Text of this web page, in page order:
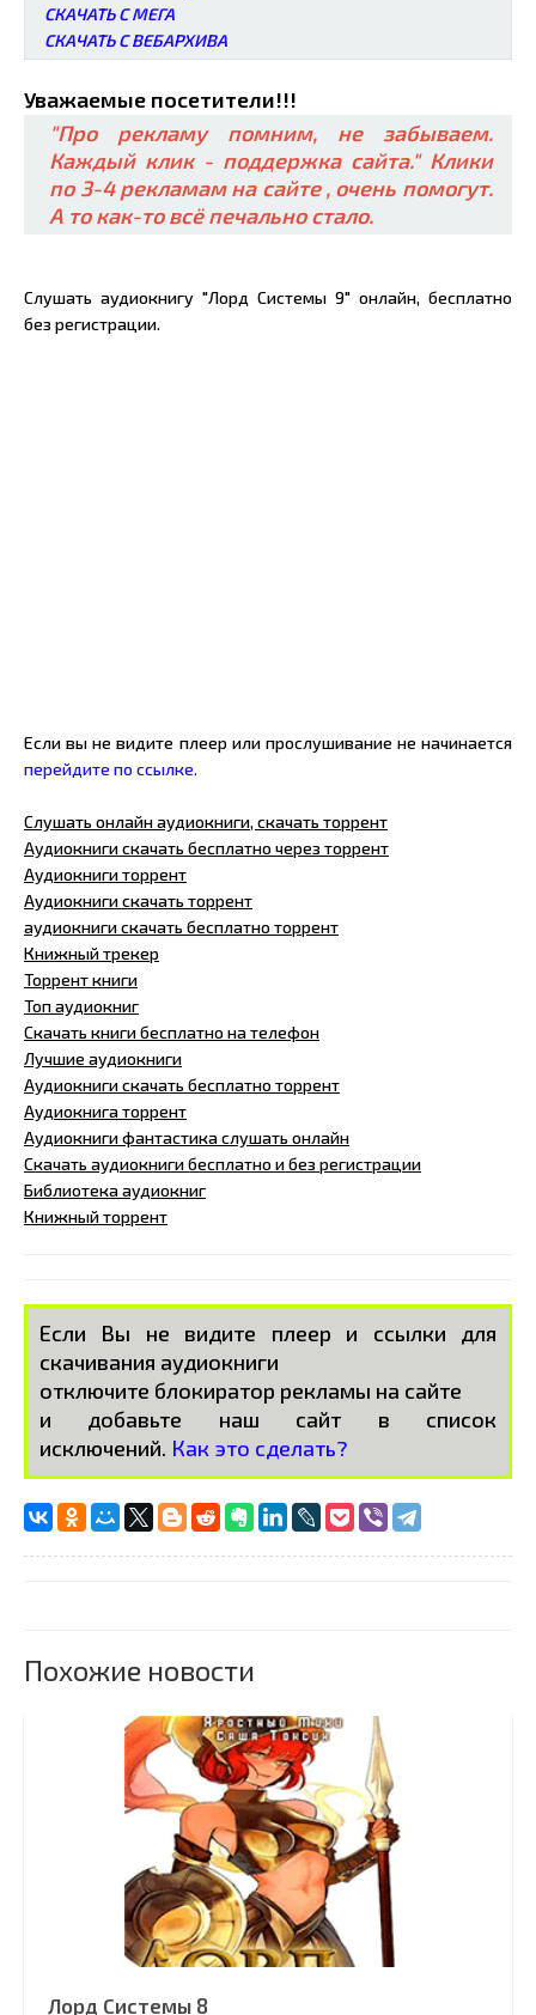
СКАЧАТЬ С МЕГА
СКАЧАТЬ С ВЕБАРХИВА
Уважаемые посетители!!!
"Про рекламу помним, не забываем.
Каждый клик - поддержка сайта." Клики
по 3-4 рекламам на сайте , очень помогут.
А то как-то всё печально стало.
Слушать аудиокнигу "Лорд Системы 9" онлайн, бесплатно
без регистрации.
Если вы не видите плеер или прослушивание не начинается
перейдите по ссылке.
Слушать онлайн аудиокниги, скачать торрент
Аудиокниги скачать бесплатно через торрент
Аудиокниги торрент
Аудиокниги скачать торрент
аудиокниги скачать бесплатно торрент
Книжный трекер
Торрент книги
Топ аудиокниг
Скачать книги бесплатно на телефон
Лучшие аудиокниги
Аудиокниги скачать бесплатно торрент
Аудиокнига торрент
Аудиокниги фантастика слушать онлайн
Скачать аудиокниги бесплатно и без регистрации
Библиотека аудиокниг
Книжный торрент
Если Вы не видите плеер и ссылки для
скачивания аудиокниги
отключите блокиратор рекламы на сайте
и добавьте наш сайт в список
исключений. Как это сделать?
Похожие новости
Лорд Системы 8